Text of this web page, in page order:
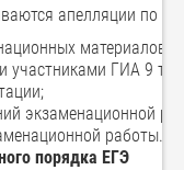
апелляции по
материалов
ГИА 9
экзаменационной
работы.
порядка ЕГЭ